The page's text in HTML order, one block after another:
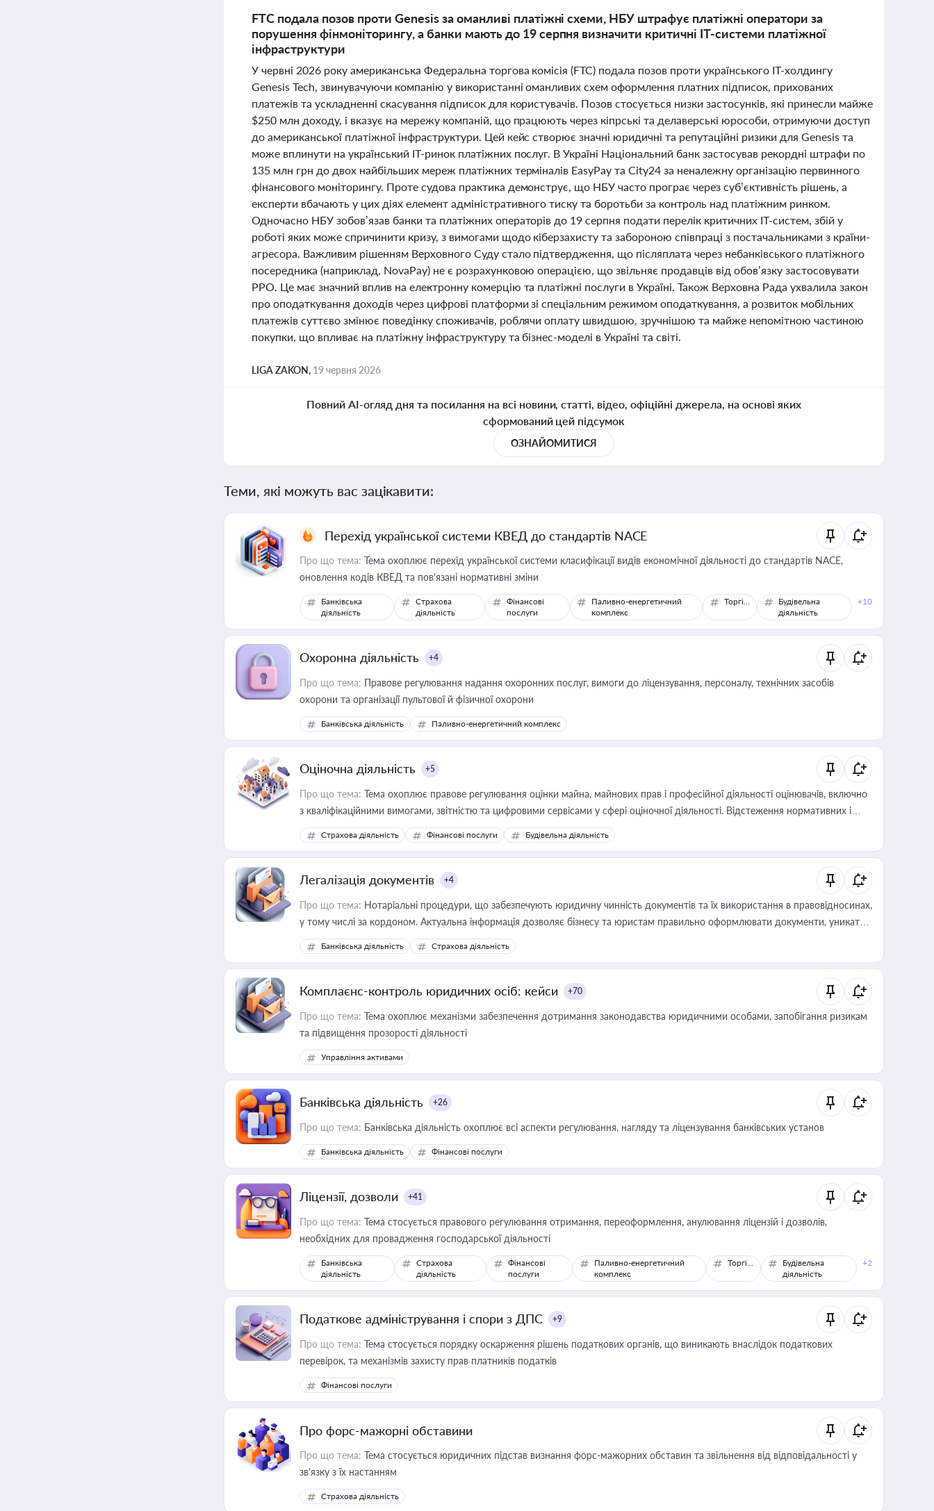
FTC подала позов проти Genesis за оманливі платіжні схеми, НБУ штрафує платіжні оператори за
порушення фінмоніторингу, а банки мають до 19 серпня визначити критичні IT-системи платіжної
інфраструктури
У червні 2026 року американська Федеральна торгова комісія (FTC) подала позов проти українського IT-холдингу
Genesis Tech, звинувачуючи компанію у використанні оманливих схем оформлення платних підписок, прихованих
платежів та ускладненні скасування підписок для користувачів. Позов стосується низки застосунків, які принесли майже
$250 млн доходу, і вказує на мережу компаній, що працюють через кіпрські та делаверські юрособи, отримуючи доступ
до американської платіжної інфраструктури. Цей кейс створює значні юридичні та репутаційні ризики для Genesis та
може вплинути на український IT-ринок платіжних послуг. В Україні Національний банк застосував рекордні штрафи по
135 млн грн до двох найбільших мереж платіжних терміналів EasyPay та City24 за неналежну організацію первинного
фінансового моніторингу. Проте судова практика демонструє, що НБУ часто програє через суб’єктивність рішень, а
експерти вбачають у цих діях елемент адміністративного тиску та боротьби за контроль над платіжним ринком.
Одночасно НБУ зобов’язав банки та платіжних операторів до 19 серпня подати перелік критичних IT-систем, збій у
роботі яких може спричинити кризу, з вимогами щодо кіберзахисту та забороною співпраці з постачальниками з країни-
агресора. Важливим рішенням Верховного Суду стало підтвердження, що післяплата через небанківського платіжного
посередника (наприклад, NovaPay) не є розрахунковою операцією, що звільняє продавців від обов’язку застосовувати
РРО. Це має значний вплив на електронну комерцію та платіжні послуги в Україні. Також Верховна Рада ухвалила закон
про оподаткування доходів через цифрові платформи зі спеціальним режимом оподаткування, а розвиток мобільних
платежів суттєво змінює поведінку споживачів, роблячи оплату швидшою, зручнішою та майже непомітною частиною
покупки, що впливає на платіжну інфраструктуру та бізнес-моделі в Україні та світі.
LIGA ZAKON, 19 червня 2026
Повний AI-огляд дня та посилання на всі новини, статті, відео, офіційні джерела, на основі яких
сформований цей підсумок
ОЗНАЙОМИТИСЯ
Теми, які можуть вас зацікавити:
Перехід української системи КВЕД до стандартів NACE
Про що тема: Тема охоплює перехід української системи класифікації видів економічної діяльності до стандартів NACE,
оновлення кодів КВЕД та пов'язані нормативні зміни
Банківська
діяльність
Страхова
діяльність
Фінансові
послуги
Паливно-енергетичний
комплекс
Торгівля
Будівельна
діяльність
+10
Охоронна діяльність +4
Про що тема: Правове регулювання надання охоронних послуг, вимоги до ліцензування, персоналу, технічних засобів
охорони та організації пультової й фізичної охорони
Банківська діяльність Паливно-енергетичний комплекс
Оціночна діяльність +5
Про що тема: Тема охоплює правове регулювання оцінки майна, майнових прав і професійної діяльності оцінювачів, включно
з кваліфікаційними вимогами, звітністю та цифровими сервісами у сфері оціночної діяльності. Відстеження нормативних і
медійних змін у цій сфері корисне для власника бізнесу, керівника, юриста або бухгалтера під час оподаткування,
приватизації, оренди державного майна, корпоративних угод і перевірки статусу суб'єктів оціночної діяльності
Страхова діяльність Фінансові послуги Будівельна діяльність
Легалізація документів +4
Про що тема: Нотаріальні процедури, що забезпечують юридичну чинність документів та їх використання в правовідносинах,
у тому числі за кордоном. Актуальна інформація дозволяє бізнесу та юристам правильно оформлювати документи, уникати
ризиків недійсності та забезпечувати їх належне прийняття органами влади та контрагентами
Банківська діяльність Страхова діяльність
Комплаєнс-контроль юридичних осіб: кейси +70
Про що тема: Тема охоплює механізми забезпечення дотримання законодавства юридичними особами, запобігання ризикам
та підвищення прозорості діяльності
Управління активами
Банківська діяльність +26
Про що тема: Банківська діяльність охоплює всі аспекти регулювання, нагляду та ліцензування банківських установ
Банківська діяльність Фінансові послуги
Ліцензії, дозволи +41
Про що тема: Тема стосується правового регулювання отримання, переоформлення, анулювання ліцензій і дозволів,
необхідних для провадження господарської діяльності
Банківська
діяльність
Страхова
діяльність
Фінансові
послуги
Паливно-енергетичний
комплекс
Торгівля
Будівельна
діяльність
+2
Податкове адміністрування і спори з ДПС +9
Про що тема: Тема стосується порядку оскарження рішень податкових органів, що виникають внаслідок податкових
перевірок, та механізмів захисту прав платників податків
Фінансові послуги
Про форс-мажорні обставини
Про що тема: Тема стосується юридичних підстав визнання форс-мажорних обставин та звільнення від відповідальності у
зв'язку з їх настанням
Страхова діяльність